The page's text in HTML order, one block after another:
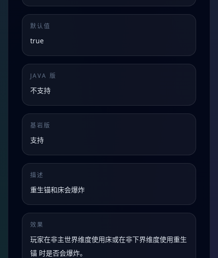
默认值
true
JAVA 版
不支持
基岩版
支持
描述
重生锚和床会爆炸
效果
玩家在非主世界维度使用床或在非下界维度使用重生
锚 时是否会爆炸。